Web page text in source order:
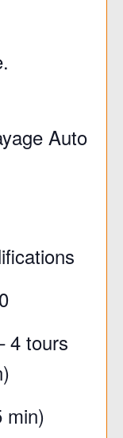
Auto
4 tours
min)